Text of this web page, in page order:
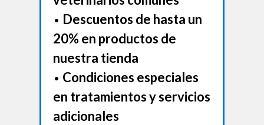
• Descuentos de hasta un
20% en productos de
nuestra tienda
• Condiciones especiales
en tratamientos y servicios
adicionales